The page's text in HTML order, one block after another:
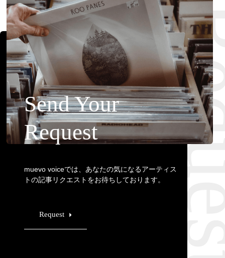
Send Your
Request
muevo voiceでは、あなたの気になるアーティス
トの記事リクエストをお待ちしております。
Request